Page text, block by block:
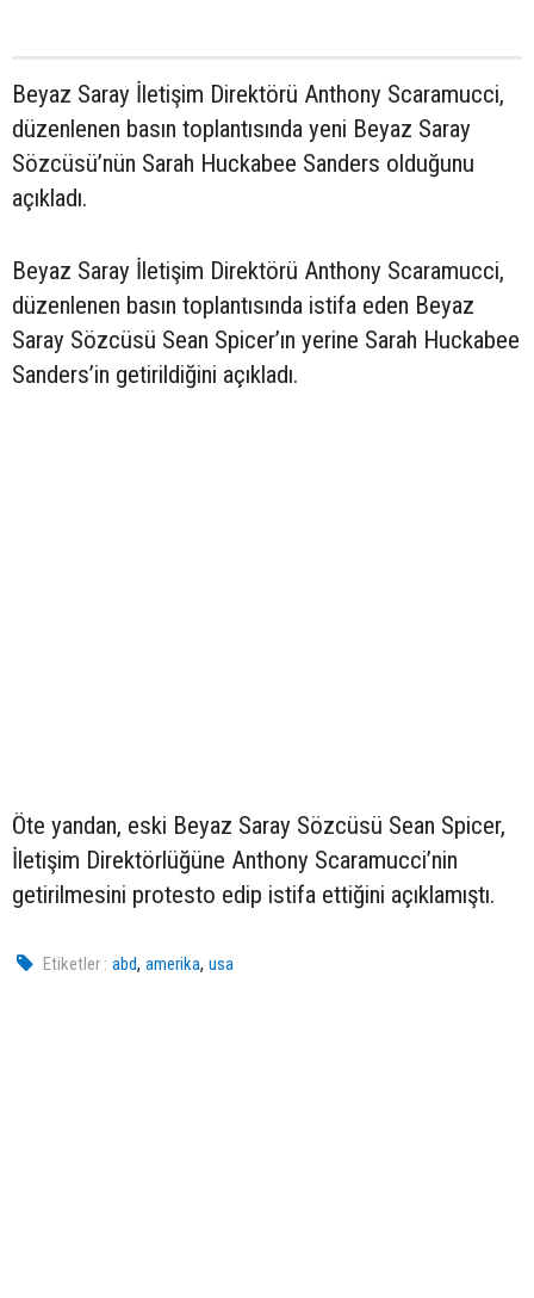
Beyaz Saray İletişim Direktörü Anthony Scaramucci,
düzenlenen basın toplantısında yeni Beyaz Saray
Sözcüsü’nün Sarah Huckabee Sanders olduğunu
açıkladı.
Beyaz Saray İletişim Direktörü Anthony Scaramucci,
düzenlenen basın toplantısında istifa eden Beyaz
Saray Sözcüsü Sean Spicer’ın yerine Sarah Huckabee
Sanders’in getirildiğini açıkladı.
Öte yandan, eski Beyaz Saray Sözcüsü Sean Spicer,
İletişim Direktörlüğüne Anthony Scaramucci’nin
getirilmesini protesto edip istifa ettiğini açıklamıştı.
Etiketler : abd,amerika,usa